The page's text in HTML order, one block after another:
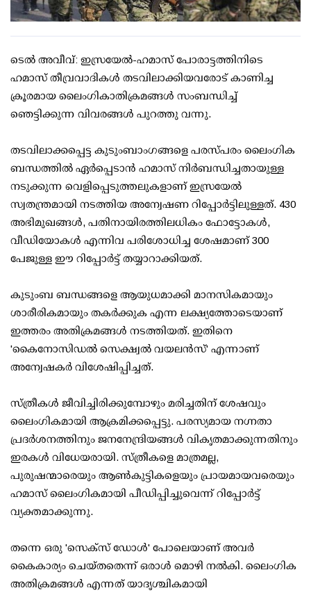
ടെല്‍ അവീവ്: ഇസ്രയേല്‍-ഹമാസ് പോരാട്ടത്തിനിടെ
ഹമാസ് തീവ്രവാദികള്‍ തടവിലാക്കിയവരോട് കാണിച്ച
ക്രൂരമായ ലൈംഗികാതിക്രമങ്ങള്‍ സംബന്ധിച്ച്
ഞെട്ടിക്കുന്ന വിവരങ്ങള്‍ പുറത്തു വന്നു.
തടവിലാക്കപ്പെട്ട കുടുംബാംഗങ്ങളെ പരസ്പരം ലൈംഗിക
ബന്ധത്തില്‍ ഏര്‍പ്പെടാന്‍ ഹമാസ് നിര്‍ബന്ധിച്ചതായുള്ള
നടുക്കുന്ന വെളിപ്പെടുത്തലുകളാണ് ഇസ്രയേല്‍
സ്വതന്ത്രമായി നടത്തിയ അന്വേഷണ റിപ്പോര്‍ട്ടിലുള്ളത്. 430
അഭിമുഖങ്ങള്‍, പതിനായിരത്തിലധികം ഫോട്ടോകള്‍,
വീഡിയോകള്‍ എന്നിവ പരിശോധിച്ച ശേഷമാണ് 300
പേജുള്ള ഈ റിപ്പോര്‍ട്ട് തയ്യാറാക്കിയത്.
കുടുംബ ബന്ധങ്ങളെ ആയുധമാക്കി മാനസികമായും
ശാരീരികമായും തകര്‍ക്കുക എന്ന ലക്ഷ്യത്തോടെയാണ്
ഇത്തരം അതിക്രമങ്ങള്‍ നടത്തിയത്. ഇതിനെ
'കൈനോസിഡല്‍ സെക്ഷ്വല്‍ വയലന്‍സ്' എന്നാണ്
അന്വേഷകര്‍ വിശേഷിപ്പിച്ചത്.
സ്ത്രീകള്‍ ജീവിച്ചിരിക്കുമ്പോഴും മരിച്ചതിന് ശേഷവും
ലൈംഗികമായി ആക്രമിക്കപ്പെട്ടു. പരസ്യമായ നഗ്നതാ
പ്രദര്‍ശനത്തിനും ജനനേന്ദ്രിയങ്ങള്‍ വികൃതമാക്കുന്നതിനും
ഇരകള്‍ വിധേയരായി. സ്ത്രീകളെ മാത്രമല്ല,
പുരുഷന്മാരെയും ആണ്‍കുട്ടികളെയും പ്രായമായവരെയും
ഹമാസ് ലൈംഗികമായി പീഡിപ്പിച്ചുവെന്ന് റിപ്പോര്‍ട്ട്
വ്യക്തമാക്കുന്നു.
തന്നെ ഒരു 'സെക്സ് ഡോള്‍' പോലെയാണ് അവര്‍
കൈകാര്യം ചെയ്തതെന്ന് ഒരാള്‍ മൊഴി നല്‍കി. ലൈംഗിക
അതിക്രമങ്ങള്‍ എന്നത് യാദൃശ്ചികമായി